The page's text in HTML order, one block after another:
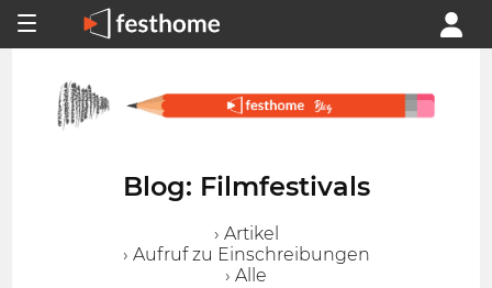
Blog: Filmfestivals
› Artikel
› Aufruf zu Einschreibungen
› Alle